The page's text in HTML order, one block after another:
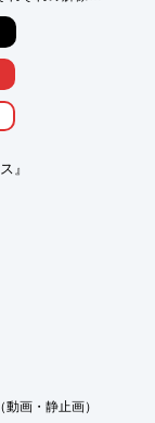
載。
などもご紹介
』
画・静止画）